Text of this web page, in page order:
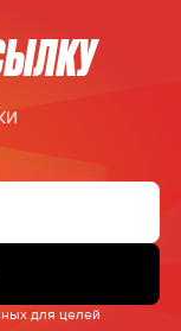
для целей